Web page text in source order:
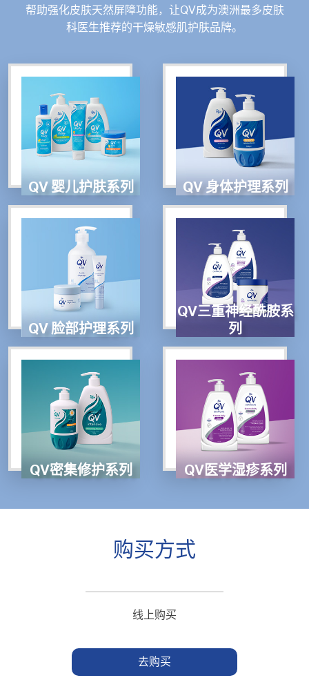
帮助强化皮肤天然屏障功能，让QV成为澳洲最多皮肤
科医生推荐的干燥敏感肌护肤品牌。
QV 婴儿护肤系列 QV 身体护理系列
QV 脸部护理系列
QV三重神经酰胺系
列
QV密集修护系列 QV医学湿疹系列
购买方式
线上购买
去购买